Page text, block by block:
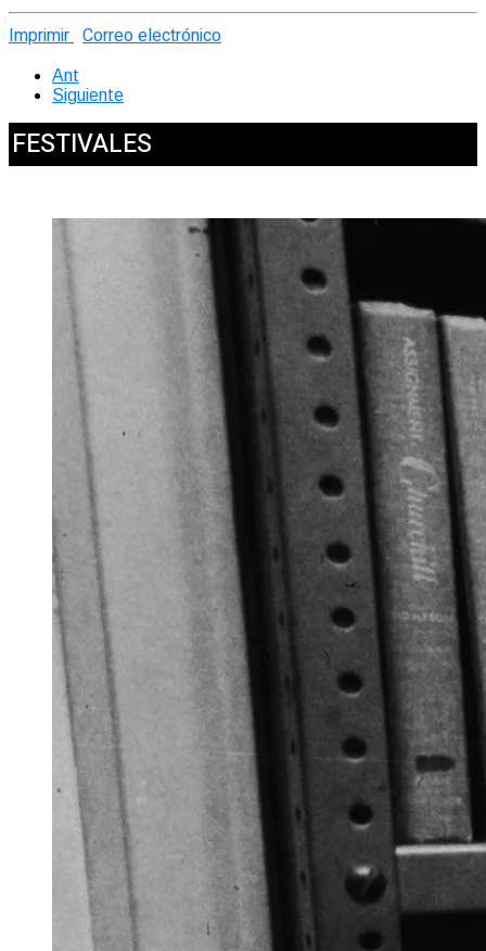
Imprimir Correo electrónico
Ant
Siguiente
FESTIVALES